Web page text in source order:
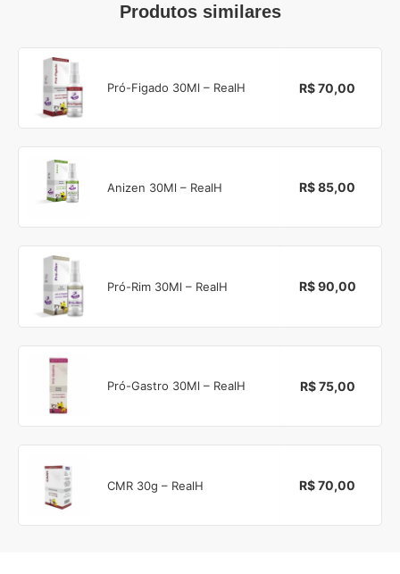
Produtos similares
Pró-Figado 30Ml – RealH R$ 70,00
Anizen 30Ml – RealH R$ 85,00
Pró-Rim 30Ml – RealH R$ 90,00
Pró-Gastro 30Ml – RealH R$ 75,00
CMR 30g – RealH R$ 70,00